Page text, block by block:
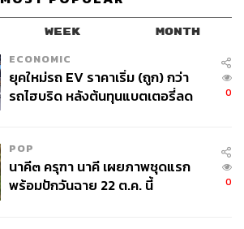
WEEK MONTH
ECONOMIC
ยุคใหม่รถ EV ราคาเริ่ม (ถูก) กว่า
รถไฮบริด หลังต้นทุนแบตเตอรี่ลด
0
POP
นาคี๓ ครุฑา นาคี เผยภาพชุดแรก
พร้อมปักวันฉาย 22 ต.ค. นี้
0